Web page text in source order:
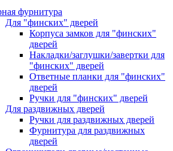
фурнитура
Для "финских" дверей
Корпуса замков для "финских"
дверей
Накладки/заглушки/завертки для
"финских" дверей
Ответные планки для "финских"
дверей
Ручки для "финских" дверей
Для раздвижных дверей
Ручки для раздвижных дверей
Фурнитура для раздвижных
дверей